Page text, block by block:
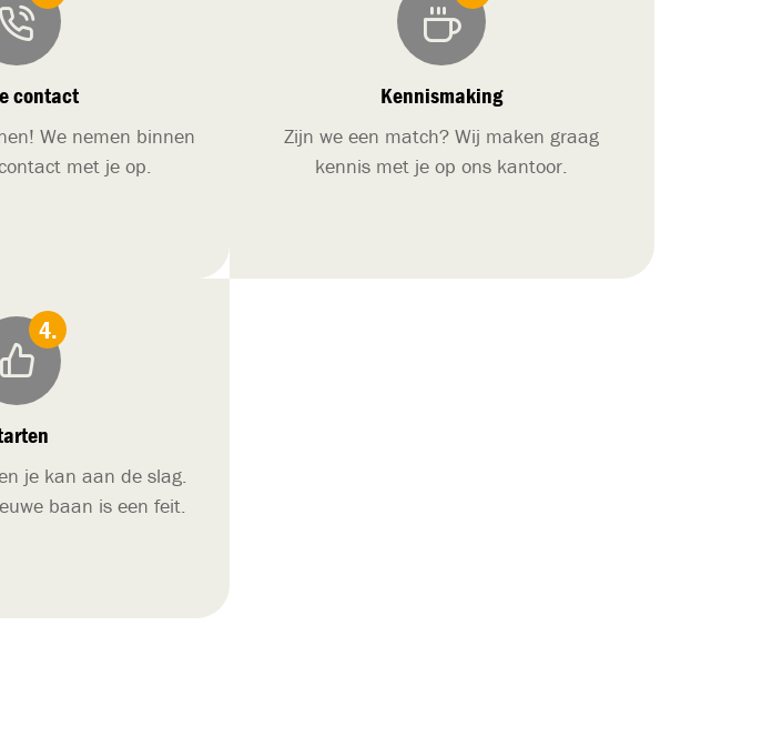
contact
We nemen binnen
met je op.
Kennismaking
Zijn we een match? Wij maken graag
kennis met je op ons kantoor.
je kan aan de slag.
baan is een feit.